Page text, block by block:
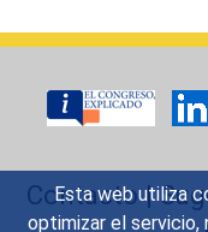
Esta web utiliza
optimizar el
Contacto|